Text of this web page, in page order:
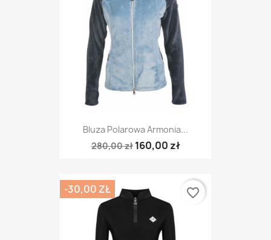
Bluza Polarowa Armonia...
280,00 zł 160,00 zł
-30,00 ZŁ favorite_border